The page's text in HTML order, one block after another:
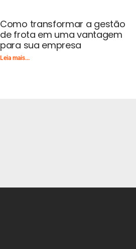
Como transformar a gestão
de frota em uma vantagem
para sua empresa
Leia mais...